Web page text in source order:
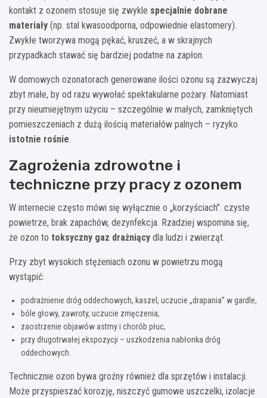
kontakt z ozonem stosuje się zwykle specjalnie dobrane
materiały (np. stal kwasoodporna, odpowiednie elastomery).
Zwykłe tworzywa mogą pękać, kruszeć, a w skrajnych
przypadkach stawać się bardziej podatne na zapłon.
W domowych ozonatorach generowane ilości ozonu są zazwyczaj
zbyt małe, by od razu wywołać spektakularne pożary. Natomiast
przy nieumiejętnym użyciu – szczególnie w małych, zamkniętych
pomieszczeniach z dużą ilością materiałów palnych – ryzyko
istotnie rośnie.
Zagrożenia zdrowotne i
techniczne przy pracy z ozonem
W internecie często mówi się wyłącznie o „korzyściach”: czyste
powietrze, brak zapachów, dezynfekcja. Rzadziej wspomina się,
że ozon to toksyczny gaz drażniący dla ludzi i zwierząt.
Przy zbyt wysokich stężeniach ozonu w powietrzu mogą
wystąpić:
podrażnienie dróg oddechowych, kaszel, uczucie „drapania” w gardle,
bóle głowy, zawroty, uczucie zmęczenia,
zaostrzenie objawów astmy i chorób płuc,
przy długotrwałej ekspozycji – uszkodzenia nabłonka dróg
oddechowych.
Technicznie ozon bywa groźny również dla sprzętów i instalacji.
Może przyspieszać korozję, niszczyć gumowe uszczelki, izolacje